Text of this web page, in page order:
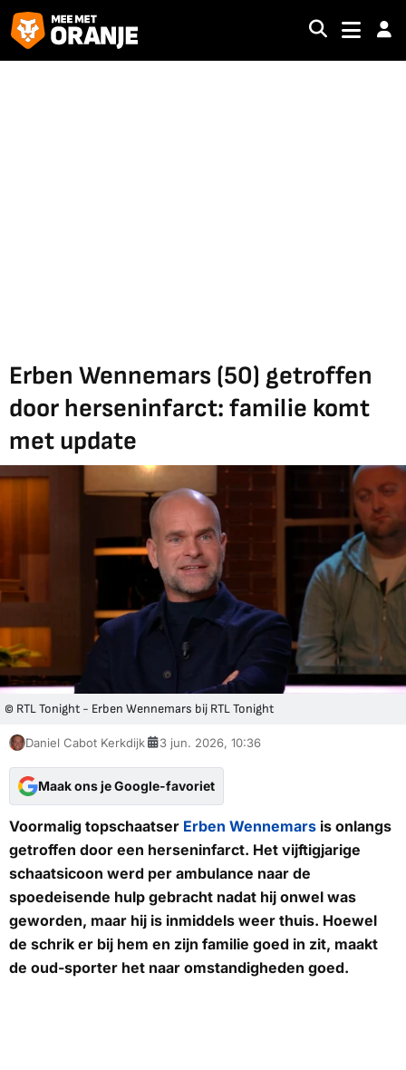
Erben Wennemars (50) getroffen
door herseninfarct: familie komt
met update
© RTL Tonight - Erben Wennemars bij RTL Tonight
Daniel Cabot Kerkdijk 3 jun. 2026, 10:36
Maak ons je Google-favoriet
Voormalig topschaatser Erben Wennemars is onlangs
getroffen door een herseninfarct. Het vijftigjarige
schaatsicoon werd per ambulance naar de
spoedeisende hulp gebracht nadat hij onwel was
geworden, maar hij is inmiddels weer thuis. Hoewel
de schrik er bij hem en zijn familie goed in zit, maakt
de oud-sporter het naar omstandigheden goed.